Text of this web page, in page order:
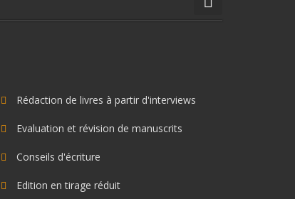
Rédaction de livres à partir d'interviews
Evaluation et révision de manuscrits
Conseils d'écriture
Edition en tirage réduit